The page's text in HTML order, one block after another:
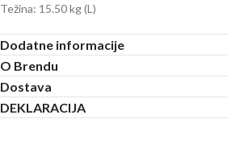
Težina: 15.50 kg (L)
Dodatne informacije
O Brendu
Dostava
DEKLARACIJA